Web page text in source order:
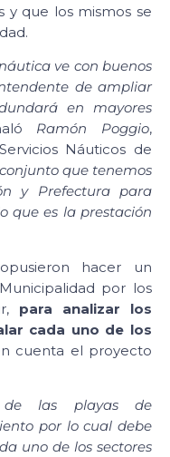
y que los mismos se
ve con buenos
de ampliar
en mayores
Ramón Poggio,
Náuticos de
que tenemos
y Prefectura para
que es la prestación
hacer un
por los
para analizar los
cada uno de los
cuenta el proyecto
de las playas de
por lo cual debe
uno de los sectores